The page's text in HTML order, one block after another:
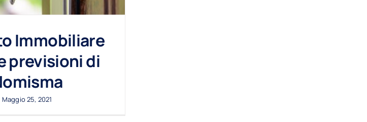
Immobiliare
previsioni di
Maggio 25, 2021